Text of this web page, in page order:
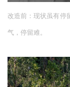
改造前：现状虽有停
气，停留难。